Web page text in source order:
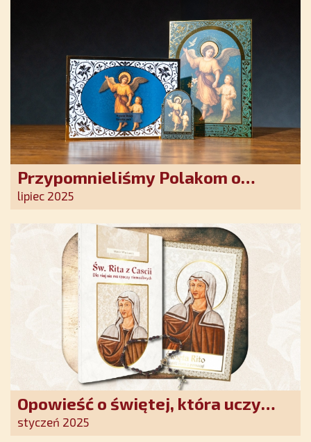
Przypomnieliśmy Polakom o
obecności Anioła Stróża!
lipiec 2025
Opowieść o świętej, która uczy
szczerego oddania się Bogu.
styczeń 2025